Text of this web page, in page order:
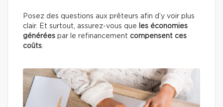
Posez des questions aux prêteurs afin d’y voir plus
clair. Et surtout, assurez-vous que
les économies
générées par le refinancement compensent ces
coûts.